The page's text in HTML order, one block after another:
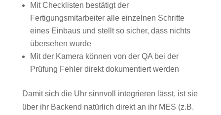
Mit Checklisten bestätigt der
Fertigungsmitarbeiter alle einzelnen Schritte
eines Einbaus und stellt so sicher, dass nichts
übersehen wurde
Mit der Kamera können von der QA bei der
Prüfung Fehler direkt dokumentiert werden
Damit sich die Uhr sinnvoll integrieren lässt, ist sie
über ihr Backend natürlich direkt an ihr MES (z.B.